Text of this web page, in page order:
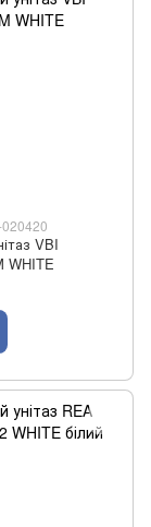
020420
VBI
WHITE